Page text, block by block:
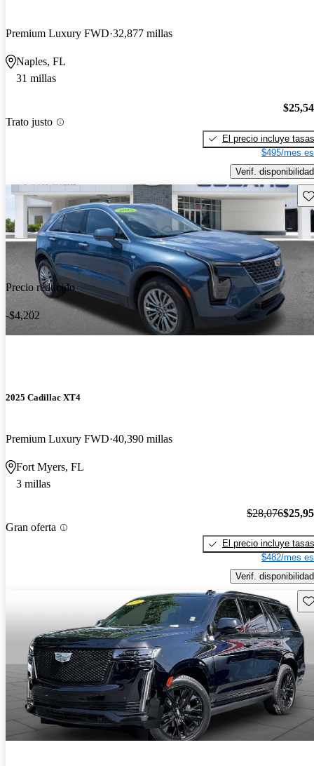
Premium Luxury FWD 32,877 millas
Naples, FL
31 millas
Trato justo
El precio incluye tasas
$495/mes
Verif. disponibilidad
Precio reducido
-$4,202
2025 Cadillac XT4
Premium Luxury FWD 40,390 millas
Fort Myers, FL
3 millas
Gran oferta
$28,076
El precio incluye tasas
$482/mes
Verif. disponibilidad